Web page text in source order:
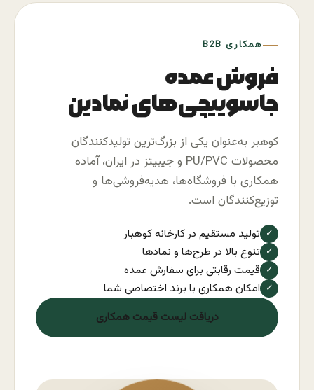
همکاری B2B
فروش عمده
جاسوییچی‌های نمادین
کوهبر به‌عنوان یکی از بزرگ‌ترین تولیدکنندگان
محصولات PU/PVC و جیبیتز در ایران، آماده
همکاری با فروشگاه‌ها، هدیه‌فروشی‌ها و
توزیع‌کنندگان است.
✓ تولید مستقیم در کارخانه کوهبار
✓ تنوع بالا در طرح‌ها و نمادها
✓ قیمت رقابتی برای سفارش عمده
✓ امکان همکاری با برند اختصاصی شما
دریافت لیست قیمت همکاری